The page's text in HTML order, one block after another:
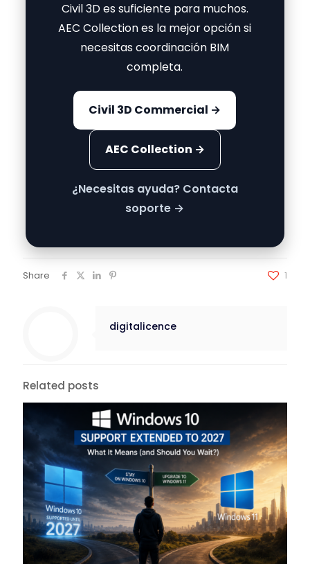
Civil 3D es suficiente para muchos.
AEC Collection es la mejor opción si
necesitas coordinación BIM
completa.
Civil 3D Commercial →
AEC Collection →
¿Necesitas ayuda? Contacta
soporte →
Share 1
digitalicence
Related posts